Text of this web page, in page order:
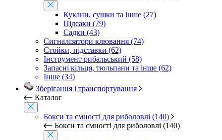
Кукани, сушки та інше (27)
Підсаки (79)
Садки (43)
Сигналізатори клювання (74)
Стойки, підставки (62)
Інструмент рибальський (58)
Запасні кільця, тюльпани та інше (62)
Інше (34)
Зберігання і транспортування
Каталог
Бокси та ємності для риболовлі (140)
Бокси та ємності для риболовлі (140)